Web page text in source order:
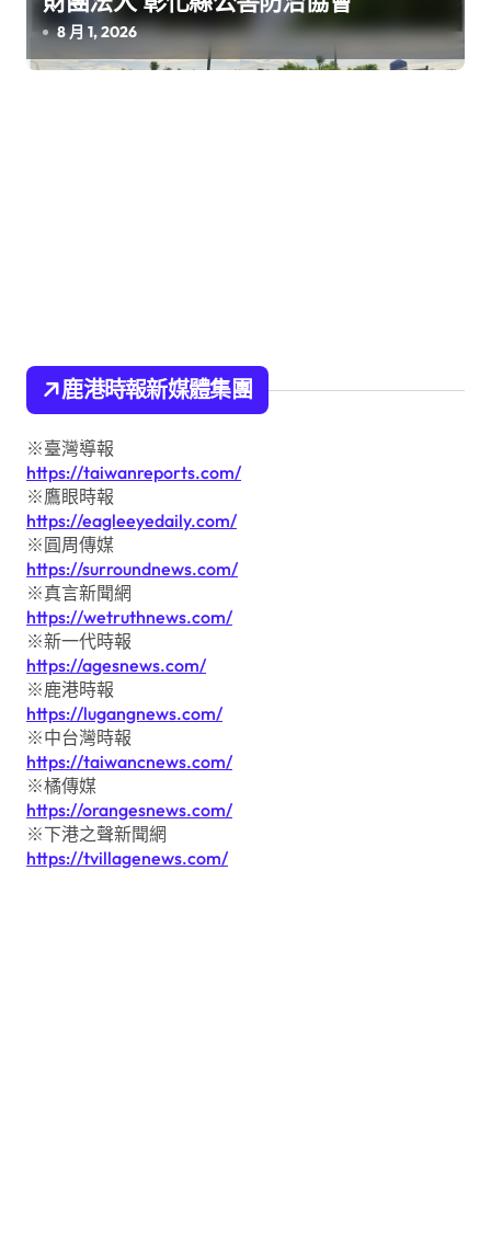
8 月 1, 2026
鹿港時報新媒體集團
※臺灣導報
https://taiwanreports.com/
※鷹眼時報
https://eagleeyedaily.com/
※圓周傳媒
https://surroundnews.com/
※真言新聞網
https://wetruthnews.com/
※新一代時報
https://agesnews.com/
※鹿港時報
https://lugangnews.com/
※中台灣時報
https://taiwancnews.com/
※橘傳媒
https://orangesnews.com/
※下港之聲新聞網
https://tvillagenews.com/